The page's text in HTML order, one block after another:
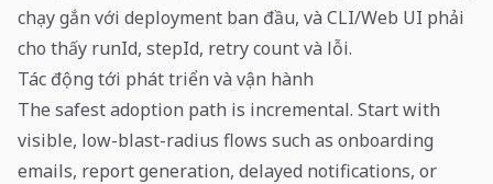
chạy gắn với deployment ban đầu, và CLI/Web UI phải
cho thấy runId, stepId, retry count và lỗi.
Tác động tới phát triển và vận hành
The safest adoption path is incremental. Start with
visible, low-blast-radius flows such as onboarding
emails, report generation, delayed notifications, or